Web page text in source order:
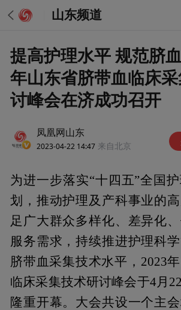
山东频道
提高护理水平 规范脐
年山东省脐带血临床
讨峰会在济成功召开
凤凰网山东
2023-04-22 14:47 来自北京
为进一步落实“十四五”全国
划，推动护理及产科事业的
足广大群众多样化、差异化
服务需求，持续推进护理科
脐带血采集技术水平，2023
临床采集技术研讨峰会于4月
隆重开幕。大会共设一个主